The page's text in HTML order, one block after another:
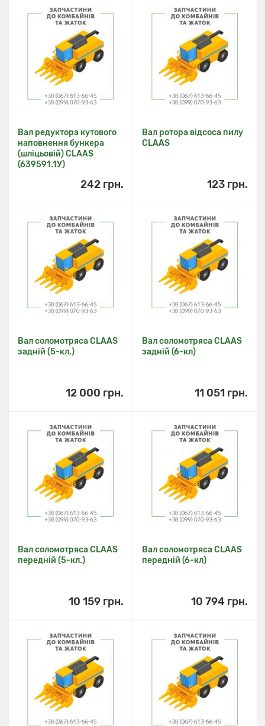
Вал редуктора кутового
наповнення бункера
(шліцьовій) CLAAS
(639591.1У)
242 грн.
Вал ротора відсоса пилу
CLAAS
123 грн.
Вал соломотряса CLAAS
задній (5-кл.)
12 000 грн.
Вал соломотряса CLAAS
задній (6-кл)
11 051 грн.
Вал соломотряса CLAAS
передній (5-кл.)
10 159 грн.
Вал соломотряса CLAAS
передній (6-кл)
10 794 грн.